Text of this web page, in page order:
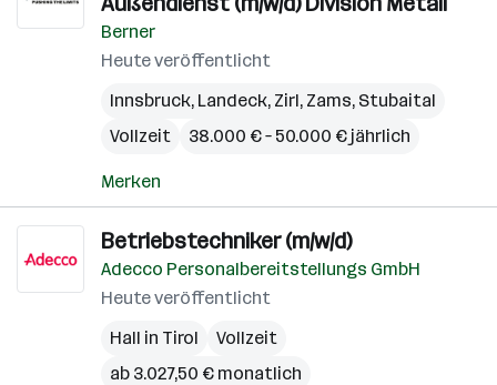
Berner
Heute veröffentlicht
Innsbruck, Landeck, Zirl, Zams, Stubaital
Vollzeit
38.000 € – 50.000 € jährlich
Merken
Betriebstechniker (m/w/d)
Adecco Personalbereitstellungs GmbH
Heute veröffentlicht
Hall in Tirol
Vollzeit
ab 3.027,50 € monatlich